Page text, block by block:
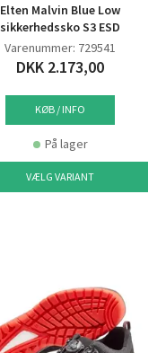
Elten Malvin Blue Low
sikkerhedssko S3 ESD
Varenummer: 729541
DKK 2.173,00
KØB / INFO
På lager
VÆLG VARIANT